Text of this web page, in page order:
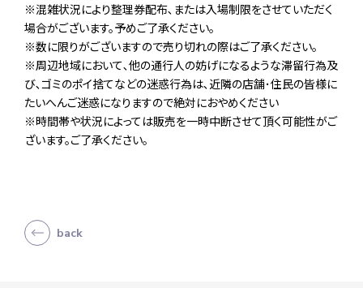
※混雑状況により整理券配布､または入場制限をさせていただく
場合がございます。予めご了承ください。
※数に限りがございますので売り切れの際はご了承ください。
※周辺地域において､他の通行人の妨げになるような滞留行為及
び､ゴミのポイ捨てなどの迷惑行為は､近隣の店舗･住民の皆様に
たいへんご迷惑になりますので絶対におやめください
※時間帯や状況によっては販売を一時中断させて頂く可能性がご
ざいます。ご了承ください。
back